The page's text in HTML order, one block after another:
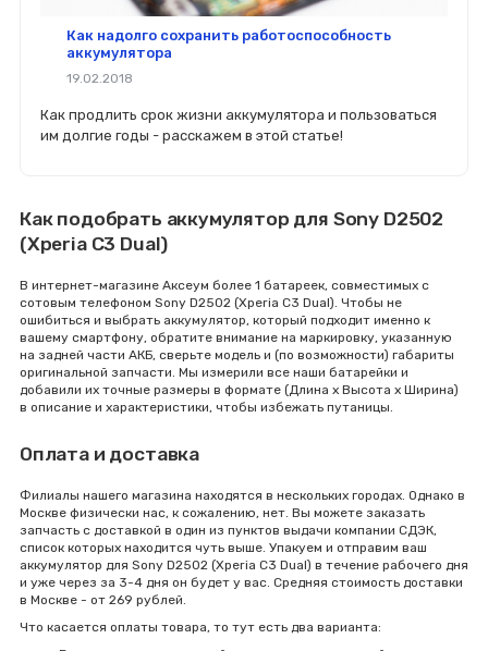
Как надолго сохранить работоспособность
аккумулятора
19.02.2018
Как продлить срок жизни аккумулятора и пользоваться
им долгие годы - расскажем в этой статье!
Как подобрать аккумулятор для Sony D2502
(Xperia C3 Dual)
В интернет-магазине Аксеум более 1 батареек, совместимых с
сотовым телефоном Sony D2502 (Xperia C3 Dual). Чтобы не
ошибиться и выбрать аккумулятор, который подходит именно к
вашему смартфону, обратите внимание на маркировку, указанную
на задней части АКБ, сверьте модель и (по возможности) габариты
оригинальной запчасти. Мы измерили все наши батарейки и
добавили их точные размеры в формате (Длина x Высота x Ширина)
в описание и характеристики, чтобы избежать путаницы.
Оплата и доставка
Филиалы нашего магазина находятся в нескольких городах. Однако в
Москве физически нас, к сожалению, нет. Вы можете заказать
запчасть с доставкой в один из пунктов выдачи компании СДЭК,
список которых находится чуть выше. Упакуем и отправим ваш
аккумулятор для Sony D2502 (Xperia C3 Dual) в течение рабочего дня
и уже через за 3-4 дня он будет у вас. Средняя стоимость доставки
в Москве - от 269 рублей.
Что касается оплаты товара, то тут есть два варианта: